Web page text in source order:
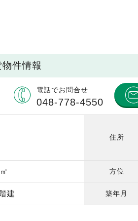
件情報
電話でお問合せ
048-778-4550
住所
方位
建 築年月